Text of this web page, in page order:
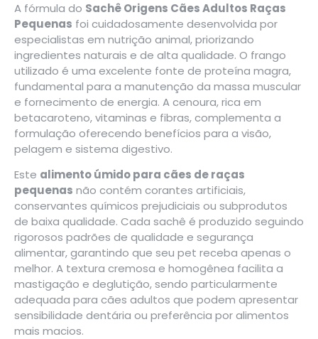
A fórmula do Sachê Origens Cães Adultos Raças
Pequenas foi cuidadosamente desenvolvida por
especialistas em nutrição animal, priorizando
ingredientes naturais e de alta qualidade. O frango
utilizado é uma excelente fonte de proteína magra,
fundamental para a manutenção da massa muscular
e fornecimento de energia. A cenoura, rica em
betacaroteno, vitaminas e fibras, complementa a
formulação oferecendo benefícios para a visão,
pelagem e sistema digestivo.
Este alimento úmido para cães de raças
pequenas não contém corantes artificiais,
conservantes químicos prejudiciais ou subprodutos
de baixa qualidade. Cada sachê é produzido seguindo
rigorosos padrões de qualidade e segurança
alimentar, garantindo que seu pet receba apenas o
melhor. A textura cremosa e homogênea facilita a
mastigação e deglutição, sendo particularmente
adequada para cães adultos que podem apresentar
sensibilidade dentária ou preferência por alimentos
mais macios.